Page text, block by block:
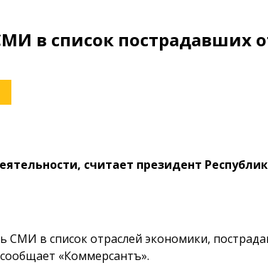
в список пострадавших
считает президент
в список отраслей экономики,
«Коммерсантъ».